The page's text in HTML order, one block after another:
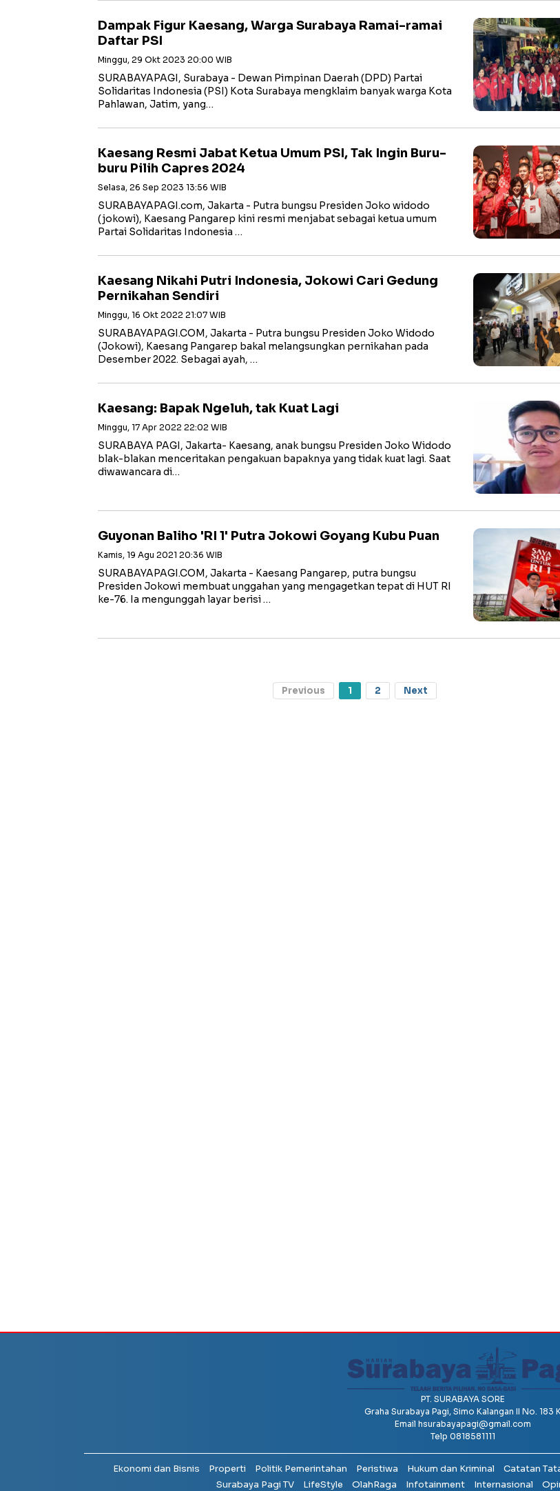
Dampak Figur Kaesang, Warga Surabaya Ramai-ramai
Daftar PSI
Minggu, 29 Okt 2023 20:00 WIB
SURABAYAPAGI, Surabaya - Dewan Pimpinan Daerah (DPD) Partai
Solidaritas Indonesia (PSI) Kota Surabaya mengklaim banyak warga Kota
Pahlawan, Jatim, yang…
Kaesang Resmi Jabat Ketua Umum PSI, Tak Ingin Buru-
buru Pilih Capres 2024
Selasa, 26 Sep 2023 13:56 WIB
SURABAYAPAGI.com, Jakarta - Putra bungsu Presiden Joko widodo
(jokowi), Kaesang Pangarep kini resmi menjabat sebagai ketua umum
Partai Solidaritas Indonesia …
Kaesang Nikahi Putri Indonesia, Jokowi Cari Gedung
Pernikahan Sendiri
Minggu, 16 Okt 2022 21:07 WIB
SURABAYAPAGI.COM, Jakarta - Putra bungsu Presiden Joko Widodo
(Jokowi), Kaesang Pangarep bakal melangsungkan pernikahan pada
Desember 2022. Sebagai ayah, …
Kaesang: Bapak Ngeluh, tak Kuat Lagi
Minggu, 17 Apr 2022 22:02 WIB
SURABAYA PAGI, Jakarta- Kaesang, anak bungsu Presiden Joko Widodo
blak-blakan menceritakan pengakuan bapaknya yang tidak kuat lagi. Saat
diwawancara di…
Guyonan Baliho 'RI 1' Putra Jokowi Goyang Kubu Puan
Kamis, 19 Agu 2021 20:36 WIB
SURABAYAPAGI.COM, Jakarta - Kaesang Pangarep, putra bungsu
Presiden Jokowi membuat unggahan yang mengagetkan tepat di HUT RI
ke-76. Ia mengunggah layar berisi …
Previous 1 2 Next
PT. SURABAYA SORE
Graha Surabaya Pagi, Simo Kalangan II No. 183
Email hsurabayapagi@gmail.com
Telp 0818581111
Ekonomi dan Bisnis Properti Politik Pemerintahan Peristiwa Hukum dan Kriminal Catatan
Surabaya Pagi TV
LifeStyle OlahRaga Infotainment Internasional